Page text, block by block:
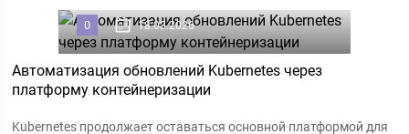
0 18.03.2026
Автоматизация обновлений Kubernetes через
платформу контейнеризации
Kubernetes продолжает оставаться основной платформой для